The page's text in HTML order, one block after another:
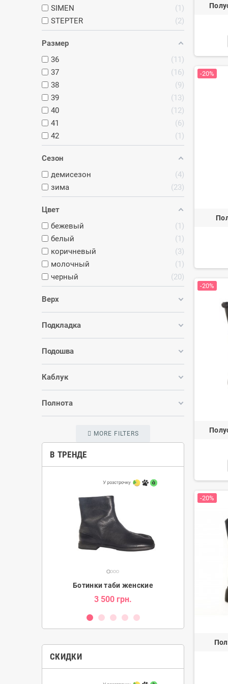
SIMEN
1
STEPTER
2
Размер
36
11
37
16
38
9
39
13
40
12
41
6
42
1
Сезон
демисезон
4
зима
23
Цвет
бежевый
1
белый
1
коричневый
3
молочный
1
черный
20
Верх
Подкладка
Подошва
Каблук
Полнота
MORE FILTERS
В ТРЕНДЕ
Ботинки таби женские
3 500 грн. 2 080 грн.
СКИДКИ
-20%
-20%
-20%